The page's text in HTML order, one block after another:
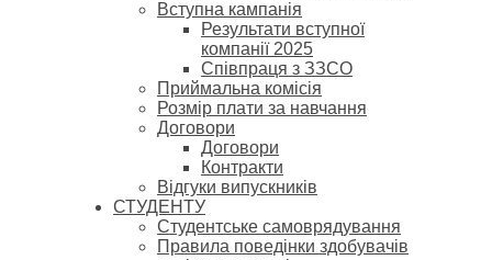
Вступна кампанія
Результати вступної
компанії 2025
Співпраця з ЗЗСО
Приймальна комісія
Розмір плати за навчання
Договори
Договори
Контракти
Відгуки випускників
СТУДЕНТУ
Cтудентське самоврядування
Правила поведінки здобувачів